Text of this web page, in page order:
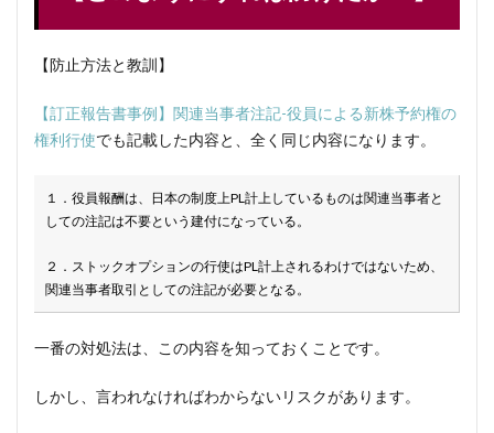
【防止方法と教訓】
【訂正報告書事例】関連当事者注記-役員による新株予約権の
権利行使でも記載した内容と、全く同じ内容になります。
１．役員報酬は、日本の制度上PL計上しているものは関連当事者と
しての注記は不要という建付になっている。
２．ストックオプションの行使はPL計上されるわけではないため、
関連当事者取引としての注記が必要となる。
一番の対処法は、この内容を知っておくことです。
しかし、言われなければわからないリスクがあります。